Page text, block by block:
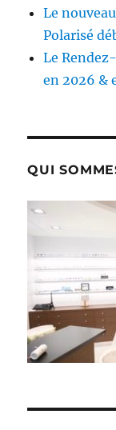
Le
Polarisé
Le
en 2026 &
QUI